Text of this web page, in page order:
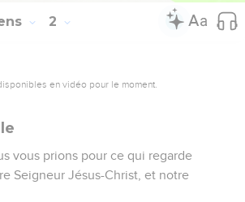
2
en vidéo pour le moment.
vous prions pour ce qui regarde
Seigneur Jésus-Christ, et notre